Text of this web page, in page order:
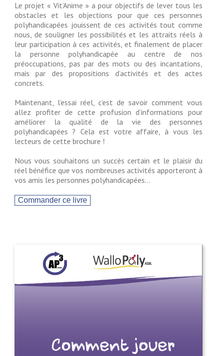
Le projet « Vit’Anime » a pour objectifs de lever tous les
obstacles et les objections pour que ces personnes
polyhandicapées jouissent de ces activités tout comme
nous, de souligner les possibilités et les attraits réels à
leur participation à ces activités, et finalement de placer
la personne polyhandicapée au centre de nos
préoccupations, pas par des mots ou des incantations,
mais par des propositions d’activités et des actes
concrets.
Maintenant, l’essai réel, c’est de savoir comment vous
allez profiter de cette profusion d’informations pour
améliorer la qualité de la vie des personnes
polyhandicapées ? Cela est votre affaire, à vous les
lecteurs de cette brochure !
Nous vous souhaitons un succès certain et le plaisir du
réel bénéfice que vos nombreuses activités apporteront à
vos amis les personnes polyhandicapées…